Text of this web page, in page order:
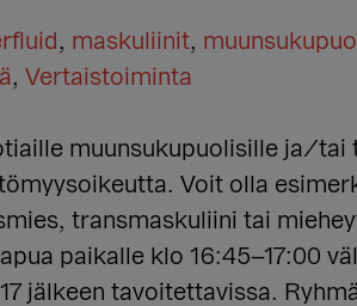
, maskuliinit,
, Vertaistoiminta
muunsukupuolisille ja/tai
Voit olla
transmaskuliini tai
paikalle klo 16:45–17:00
jälkeen tavoitettavissa.